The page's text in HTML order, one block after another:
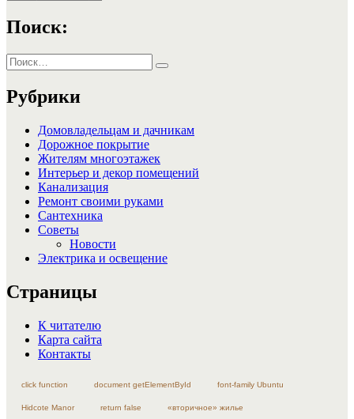
Поиск:
Искать:
Поиск
Рубрики
Домовладельцам и дачникам
Дорожное покрытие
Жителям многоэтажек
Интерьер и декор помещений
Канализация
Ремонт своими руками
Сантехника
Советы
Новости
Электрика и освещение
Страницы
К читателю
Карта сайта
Контакты
click function document getElementById font-family Ubuntu
Hidcote Manor return false «вторичное» жилье